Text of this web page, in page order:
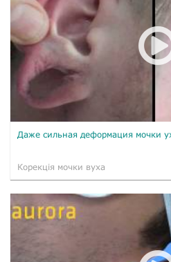
Даже сильная деформация мочки
Корекція мочки вуха